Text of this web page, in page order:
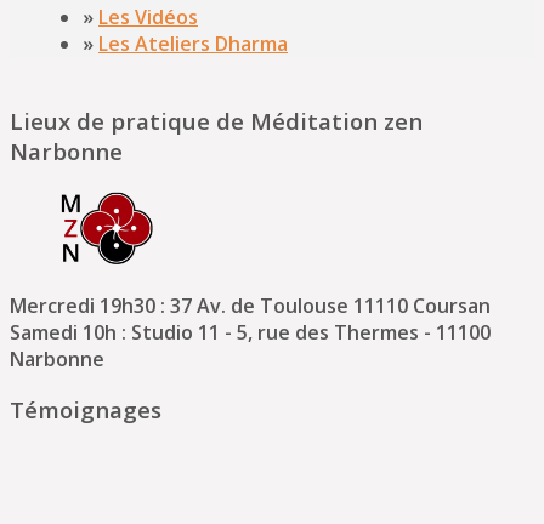
» Les Vidéos
» Les Ateliers Dharma
Lieux de pratique de Méditation zen
Narbonne
Mercredi 19h30 : 37 Av. de Toulouse 11110 Coursan
Samedi 10h : Studio 11 - 5, rue des Thermes - 11100
Narbonne
Témoignages